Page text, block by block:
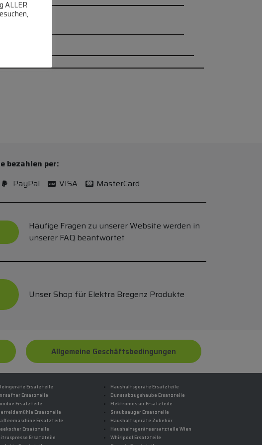
bezahlen per:
PayPal VISA MasterCard
Häufige Fragen zu unserer Website werden in
unserer FAQ beantwortet
Unser Shop für Elektra Bregenz Produkte
Allgemeine Geschäftsbedingungen
Ersatzteile
Ersatzteile
Ersatzteile
Ersatzteile
Ersatzteile
Ersatzteile
Ersatzteile
Haushaltsgeräte Ersatzteile
Dunstabzugshaube Ersatzteile
Elektromesser Ersatzteile
Staubsauger Ersatzteile
Haushaltsgeräte Zubehör
Haushaltsgeräteersatzteile Wien
Whirlpool Ersatzteile
ALLER